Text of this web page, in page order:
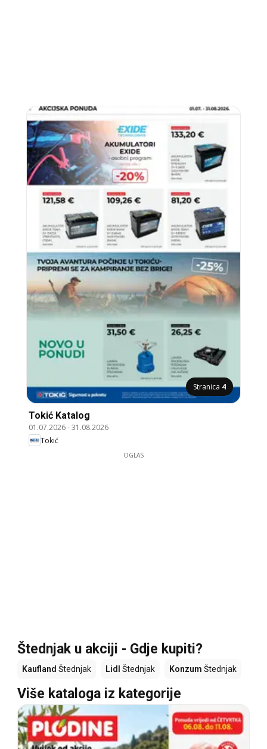
Stranica 4
Tokić Katalog
01.07.2026-31.08.2026
Tokić
OGLAS
Štednjak u akciji - Gdje kupiti?
Kaufland Štednjak Lidl Štednjak Konzum Štednjak
Više kataloga iz kategorije